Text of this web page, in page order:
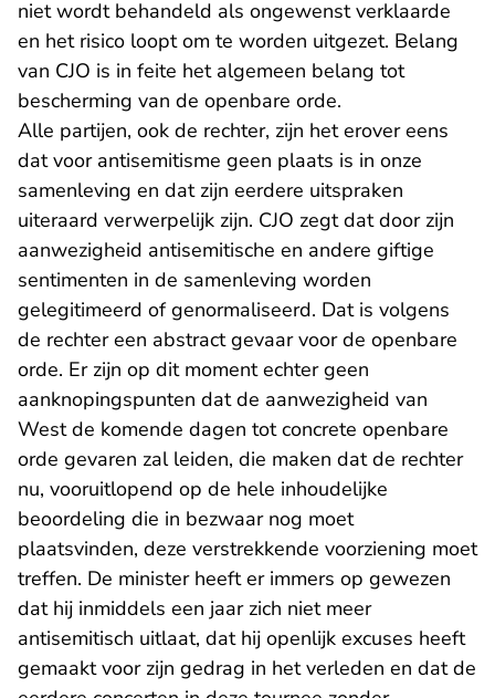
niet wordt behandeld als ongewenst verklaarde
en het risico loopt om te worden uitgezet. Belang
van CJO is in feite het algemeen belang tot
bescherming van de openbare orde.
Alle partijen, ook de rechter, zijn het erover eens
dat voor antisemitisme geen plaats is in onze
samenleving en dat zijn eerdere uitspraken
uiteraard verwerpelijk zijn. CJO zegt dat door zijn
aanwezigheid antisemitische en andere giftige
sentimenten in de samenleving worden
gelegitimeerd of genormaliseerd. Dat is volgens
de rechter een abstract gevaar voor de openbare
orde. Er zijn op dit moment echter geen
aanknopingspunten dat de aanwezigheid van
West de komende dagen tot concrete openbare
orde gevaren zal leiden, die maken dat de rechter
nu, vooruitlopend op de hele inhoudelijke
beoordeling die in bezwaar nog moet
plaatsvinden, deze verstrekkende voorziening moet
treffen. De minister heeft er immers op gewezen
dat hij inmiddels een jaar zich niet meer
antisemitisch uitlaat, dat hij openlijk excuses heeft
gemaakt voor zijn gedrag in het verleden en dat de